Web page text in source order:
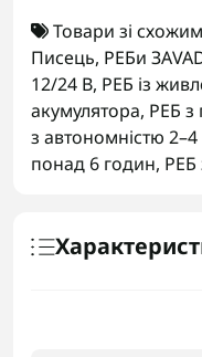
Товари зі
Писець, РЕБи
12/24 В, РЕБ із
акумулятора, РЕБ
з автономністю
понад 6 годин, РЕБ